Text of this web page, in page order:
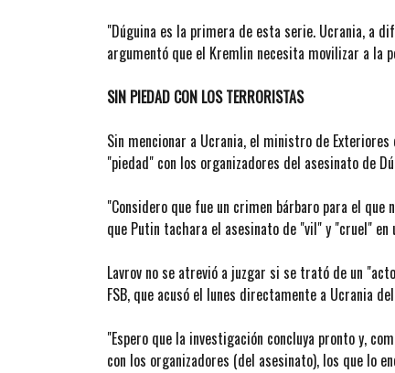
"Dúguina es la primera de esta serie. Ucrania, a
argumentó que el Kremlin necesita movilizar a la
SIN PIEDAD CON LOS TERRORISTAS
Sin mencionar a Ucrania, el ministro de
"piedad" con los organizadores del asesinato de
"Considero que fue un crimen bárbaro para el que
que Putin tachara el asesinato de "vil" y "cruel"
Lavrov no se atrevió a juzgar si se trató de un
FSB, que acusó el lunes directamente a Ucrania
"Espero que la investigación concluya pronto y,
con los organizadores (del asesinato), los que lo